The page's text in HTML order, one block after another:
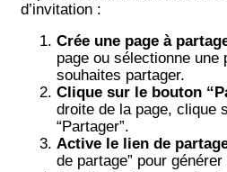
d’invitation :
Crée une page à
page ou sélectionne une
souhaites partager.
Clique sur le bouton
droite de la page, clique
“Partager”.
Active le lien de
de partage” pour